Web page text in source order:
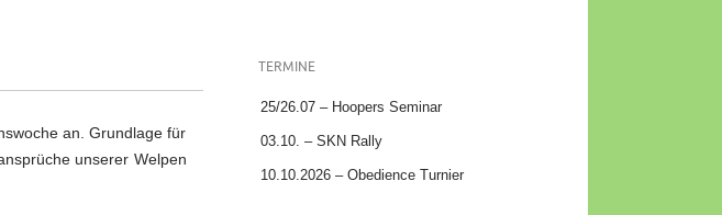
an. Grundlage für
unserer Welpen
TERMINE
25/26.07 – Hoopers Seminar
03.10. – SKN Rally
10.10.2026 – Obedience Turnier